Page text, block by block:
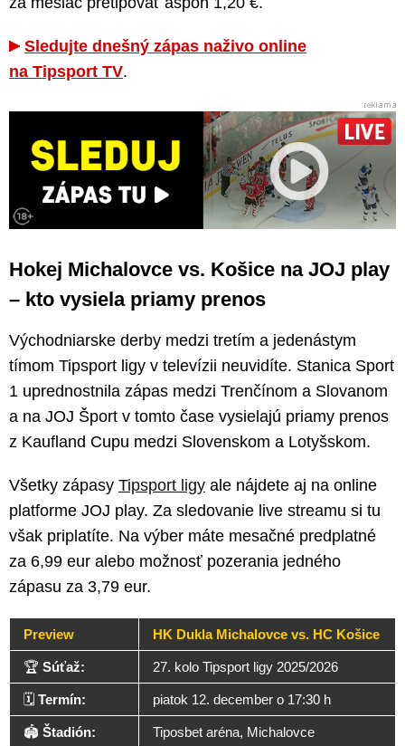
Sledujte dnešný zápas naživo online
na Tipsport TV.
Hokej Michalovce vs. Košice na JOJ play
– kto vysiela priamy prenos
Východniarske derby medzi tretím a jedenástym
tímom Tipsport ligy v televízii neuvidíte. Stanica Sport
1 uprednostnila zápas medzi Trenčínom a Slovanom
a na JOJ Šport v tomto čase vysielajú priamy prenos
z Kaufland Cupu medzi Slovenskom a Lotyšskom.
Všetky zápasy Tipsport ligy ale nájdete aj na online
platforme JOJ play. Za sledovanie live streamu si tu
však priplatíte. Na výber máte mesačné predplatné
za 6,99 eur alebo možnosť pozerania jedného
zápasu za 3,79 eur.
Preview HK Dukla Michalovce vs. HC Košice
🏆 Súťaž: 27. kolo Tipsport ligy 2025/2026
🗓️ Termín: piatok 12. december o 17:30 h
🏟️ Štadión: Tiposbet aréna, Michalovce